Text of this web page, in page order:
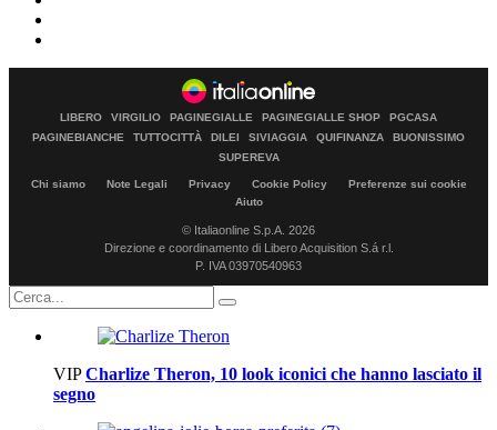
LIBERO VIRGILIO PAGINEGIALLE PAGINEGIALLE SHOP
PGCASA
PAGINEBIANCHE
TUTTOCITTÀ DILEI SIVIAGGIA QUIFINANZA
BUONISSIMO
SUPEREVA
Chi siamo Note Legali Privacy Cookie Policy
Preferenze sui cookie
Aiuto
© Italiaonline S.p.A. 2026
Direzione e coordinamento di Libero Acquisition S.á r.l.
P. IVA 03970540963
VIP Charlize Theron, 10 look iconici che hanno lasciato il
segno